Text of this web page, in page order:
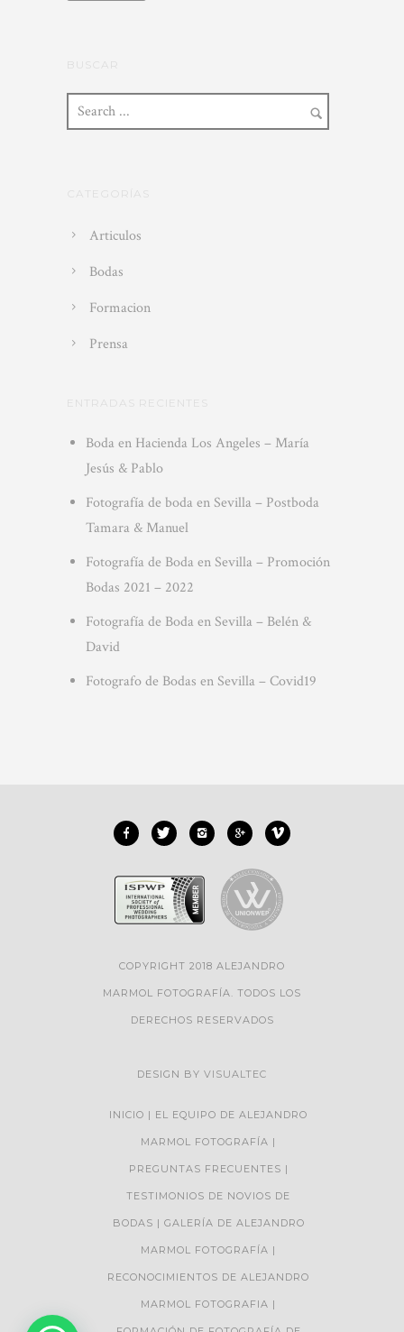
Articulos
Bodas
Formacion
Prensa
Boda en Hacienda Los Angeles – María
Jesús & Pablo
Fotografía de boda en Sevilla – Postboda
Tamara & Manuel
Fotografía de Boda en Sevilla – Promoción
Bodas 2021 – 2022
Fotografía de Boda en Sevilla – Belén &
David
Fotografo de Bodas en Sevilla – Covid19
COPYRIGHT 2018 ALEJANDRO
MARMOL FOTOGRAFÍA. TODOS LOS
DERECHOS RESERVADOS
DESIGN BY VISUALTEC
INICIO EL EQUIPO DE ALEJANDRO
MARMOL FOTOGRAFÍA
PREGUNTAS FRECUENTES
TESTIMONIOS DE NOVIOS DE
BODAS GALERÍA DE ALEJANDRO
MARMOL FOTOGRAFÍA
RECONOCIMIENTOS DE ALEJANDRO
MARMOL FOTOGRAFIA